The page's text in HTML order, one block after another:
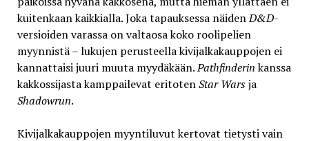
kuitenkaan kaikkialla. Joka tapauksessa näidenD&D-
versioiden varassa on valtaosa koko roolipelien
myynnistä – lukujen perusteella kivijalkakauppojen ei
kannattaisi juuri muuta myydäkään.Pathfinderinkanssa
kakkossijasta kamppailevat eritotenStar Warsja
Shadowrun.
Kivijalkakauppojen myyntiluvut kertovat tietysti vain